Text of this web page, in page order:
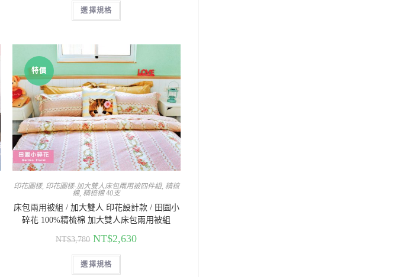
選擇規格
特價
印花圖樣, 印花圖樣-加大雙人床包兩用被四件組, 精梳
棉, 精梳棉 40支
床包兩用被組 / 加大雙人 印花設計款 / 田園小
碎花 100%精梳棉 加大雙人床包兩用被組
NT$3,780 NT$2,630
選擇規格